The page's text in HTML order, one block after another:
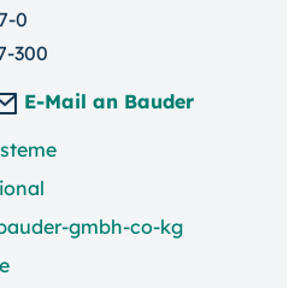
0
300
E-Mail an Bauder
gmbh-co-kg